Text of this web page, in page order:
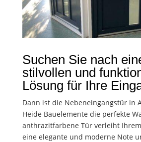
Suchen Sie nach
stilvollen und
Lösung für Ihre
Dann ist die Nebeneingangstür in
Heide Bauelemente die perfekte
anthrazitfarbene Tür verleiht
eine elegante und moderne Note